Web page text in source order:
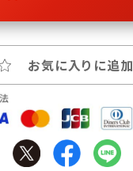
お気に入りに追加